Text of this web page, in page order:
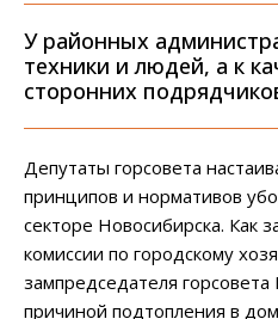
У районных
техники и людей, а к
сторонних
Депутаты горсовета
принципов и нормативов
секторе Новосибирска. Как
комиссии по городскому
зампредседателя
причиной подтопления в